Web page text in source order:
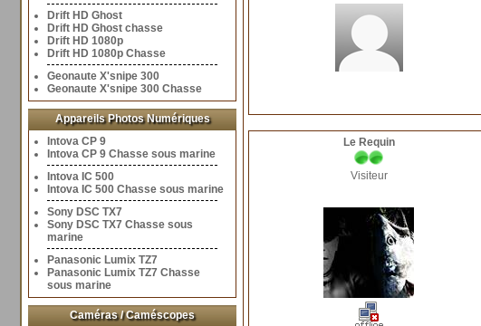
Drift HD Ghost
Drift HD Ghost chasse
Drift HD 1080p
Drift HD 1080p Chasse
Geonaute X'snipe 300
Geonaute X'snipe 300 Chasse
Appareils Photos Numériques
Intova CP 9
Intova CP 9 Chasse sous marine
Intova IC 500
Intova IC 500 Chasse sous marine
Sony DSC TX7
Sony DSC TX7 Chasse sous
marine
Panasonic Lumix TZ7
Panasonic Lumix TZ7 Chasse
sous marine
Caméras / Caméscopes
Le Requin
Visiteur